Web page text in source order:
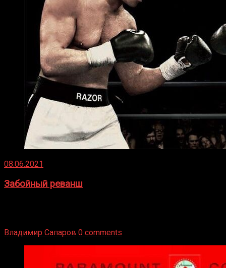
08.06.2021
Забойный реванш
Владимир Сапаров 0 comments